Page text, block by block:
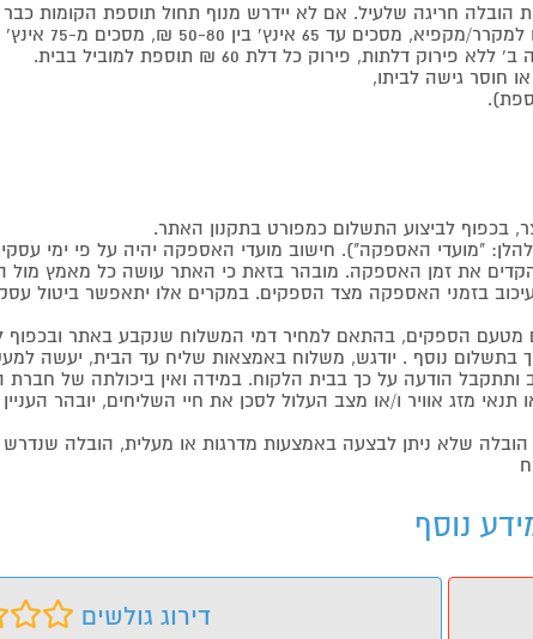
פירוק כל דלת 60 ₪ תוספת למוביל בבית.
לביצוע התשלום כמפורט בתקנון האתר.
"מועדי האספקה"). חישוב מועדי האספקה יהיה על פי ימי
את זמן האספקה. מובהר בזאת כי האתר עושה כל מאמץ
בזמני האספקה מצד הספקים. במקרים אלו יתאפשר ביטול
הספקים, בהתאם למחיר דמי המשלוח שנקבע באתר ובכפוף
בתשלום נוסף . יודגש, משלוח באמצאות שליח עד הבית, יעשה
ותתקבל הודעה על כך בבית הלקוח. במידה ואין ביכולתה של
מזג אוויר ו/או מצב העלול לסכן את חיי השליחים, יובהר
שלא ניתן לבצעה באמצעות מדרגות או מעלית, הובלה שנדרש
דירוג גולשים